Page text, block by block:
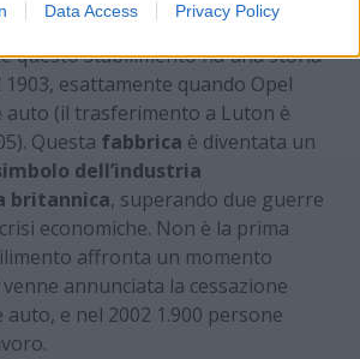
Data Access Privacy Policy
perché come detto
questo stabilimento ha una storia
esattamente quando Opel
auto (il trasferimento a Luton è
Questa fabbrica è diventata un
dell’industria
britannica, superando due guerre
economiche. Non è la prima
affronta un momento
annunciata la cessazione
e nel 2002 1.900 persone